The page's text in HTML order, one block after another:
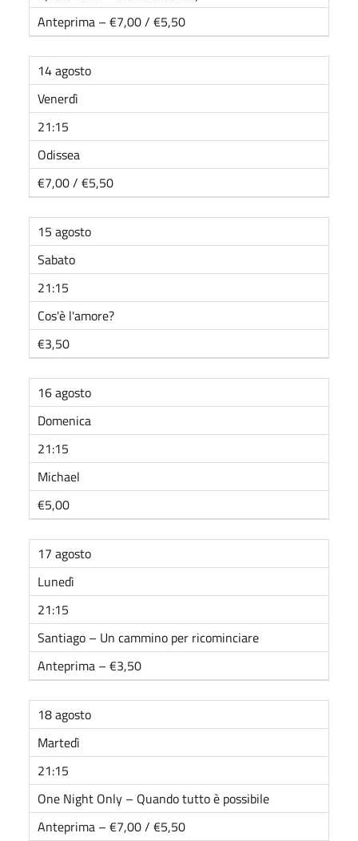
Anteprima – €7,00 / €5,50
14 agosto
Venerdì
21:15
Odissea
€7,00 / €5,50
15 agosto
Sabato
21:15
Cos'è l'amore?
€3,50
16 agosto
Domenica
21:15
Michael
€5,00
17 agosto
Lunedì
21:15
Santiago – Un cammino per ricominciare
Anteprima – €3,50
18 agosto
Martedì
21:15
One Night Only – Quando tutto è possibile
Anteprima – €7,00 / €5,50